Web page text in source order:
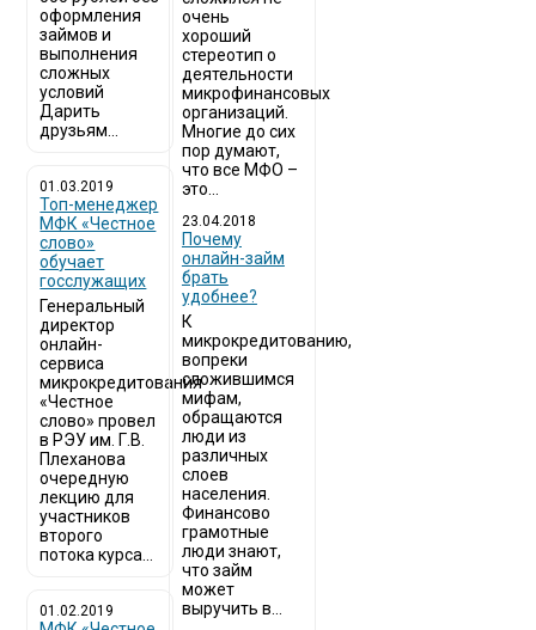
оформления
займов и
выполнения
сложных
условий
Дарить
друзьям...
01.03.2019
Топ-менеджер
МФК «Честное
слово»
обучает
госслужащих
Генеральный
директор
онлайн-
сервиса
микрокредитования
«Честное
слово» провел
в РЭУ им. Г.В.
Плеханова
очередную
лекцию для
участников
второго
потока курса...
01.02.2019
очень
хороший
стереотип о
деятельности
микрофинансовых
организаций.
Многие до сих
пор думают,
что все МФО –
это...
23.04.2018
Почему
онлайн-займ
брать
удобнее?
К
микрокредитованию,
вопреки
сложившимся
мифам,
обращаются
люди из
различных
слоев
населения.
Финансово
грамотные
люди знают,
что займ
может
выручить в...